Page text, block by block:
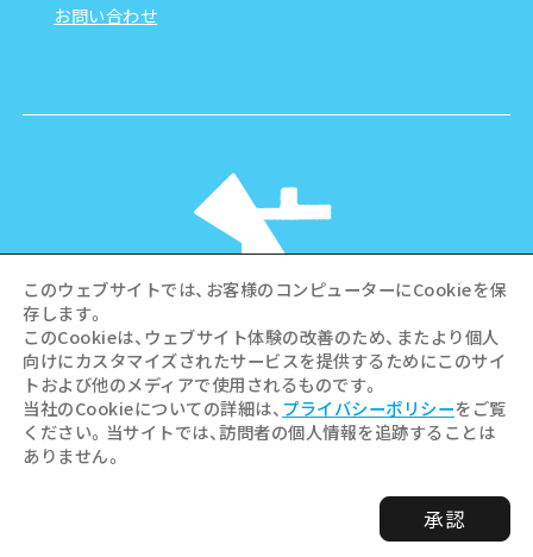
お問い合わせ
©Hiroshima Tourism Association /
Hiroshima Prefecture / Hiroshima City .
All rights reserved
このウェブサイトでは、お客様のコンピューターにCookieを保
存します。
このCookieは、ウェブサイト体験の改善のため、またより個人
向けにカスタマイズされたサービスを提供するためにこのサイ
トおよび他のメディアで使用されるものです。
当社のCookieについての詳細は、 プライバシーポリシーをご覧
ください。当サイトでは、訪問者の個人情報を追跡することは
ありません。
承認